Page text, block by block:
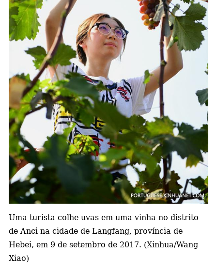
Uma turista colhe uvas em uma vinha no distrito
de Anci na cidade de Langfang, província de
Hebei, em 9 de setembro de 2017. (Xinhua/Wang
Xiao)